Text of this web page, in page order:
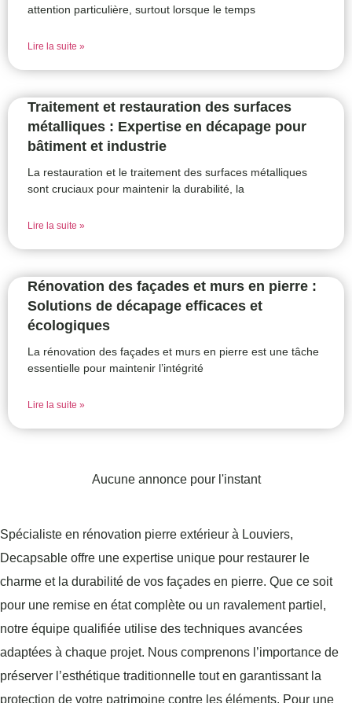
attention particulière, surtout lorsque le temps
Lire la suite »
Traitement et restauration des surfaces
métalliques : Expertise en décapage pour
bâtiment et industrie
La restauration et le traitement des surfaces métalliques
sont cruciaux pour maintenir la durabilité, la
Lire la suite »
Rénovation des façades et murs en pierre :
Solutions de décapage efficaces et
écologiques
La rénovation des façades et murs en pierre est une tâche
essentielle pour maintenir l’intégrité
Lire la suite »
Aucune annonce pour l'instant
Spécialiste en rénovation pierre extérieur à Louviers,
Decapsable offre une expertise unique pour restaurer le
charme et la durabilité de vos façades en pierre. Que ce soit
pour une remise en état complète ou un ravalement partiel,
notre équipe qualifiée utilise des techniques avancées
adaptées à chaque projet. Nous comprenons l’importance de
préserver l’esthétique traditionnelle tout en garantissant la
protection de votre patrimoine contre les éléments. Pour une